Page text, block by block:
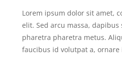
Lorem ipsum dolor sit amet,
elit. Sed arcu massa,
pharetra pharetra metus.
faucibus id volutpat a,